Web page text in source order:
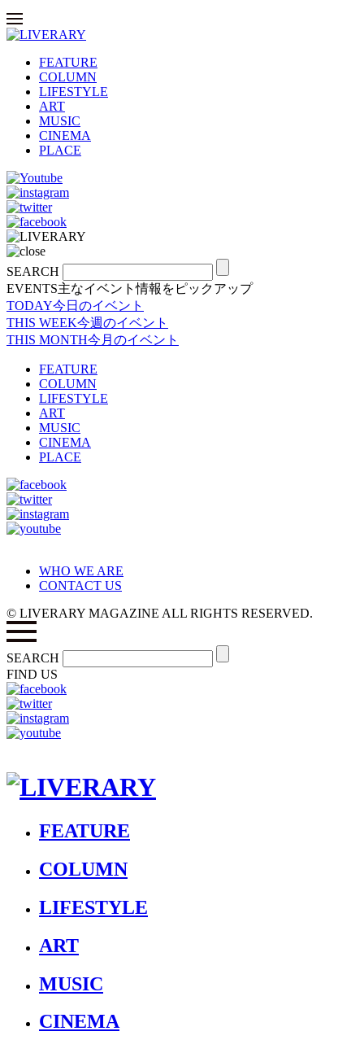
FEATURE
COLUMN
LIFESTYLE
ART
MUSIC
CINEMA
PLACE
SEARCH
EVENTS主なイベント情報をピックアップ
TODAY今日のイベント
THIS WEEK今週のイベント
THIS MONTH今月のイベント
FEATURE
COLUMN
LIFESTYLE
ART
MUSIC
CINEMA
PLACE
WHO WE ARE
CONTACT US
© LIVERARY MAGAZINE ALL RIGHTS RESERVED.
SEARCH
FIND US
FEATURE
COLUMN
LIFESTYLE
ART
MUSIC
CINEMA